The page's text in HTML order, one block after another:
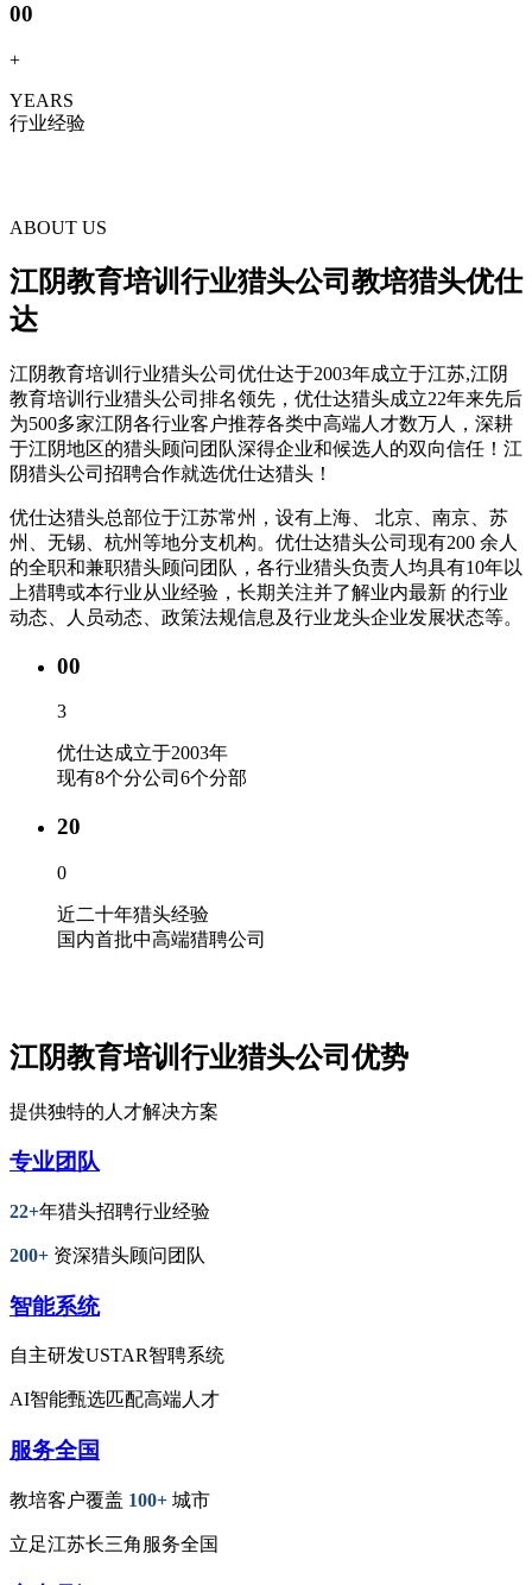
00
+
YEARS
行业经验
ABOUT US
江阴教育培训行业猎头公司教培猎头优仕
达
江阴教育培训行业猎头公司优仕达于2003年成立于江苏,江阴
教育培训行业猎头公司排名领先，优仕达猎头成立22年来先后
为500多家江阴各行业客户推荐各类中高端人才数万人，深耕
于江阴地区的猎头顾问团队深得企业和候选人的双向信任！江
阴猎头公司招聘合作就选优仕达猎头！
优仕达猎头总部位于江苏常州，设有上海、 北京、南京、苏
州、无锡、杭州等地分支机构。优仕达猎头公司现有200 余人
的全职和兼职猎头顾问团队，各行业猎头负责人均具有10年以
上猎聘或本行业从业经验，长期关注并了解业内最新 的行业
动态、人员动态、政策法规信息及行业龙头企业发展状态等。
00
3
优仕达成立于2003年
现有8个分公司6个分部
20
0
近二十年猎头经验
国内首批中高端猎聘公司
江阴教育培训行业猎头公司优势
提供独特的人才解决方案
专业团队
22+年猎头招聘行业经验
200+ 资深猎头顾问团队
智能系统
自主研发USTAR智聘系统
AI智能甄选匹配高端人才
服务全国
教培客户覆盖 100+ 城市
立足江苏长三角服务全国